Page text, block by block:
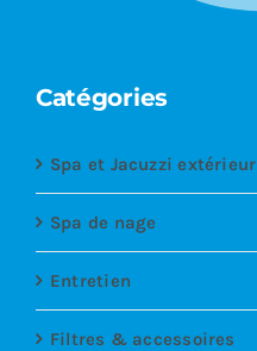
Catégories
Spa et Jacuzzi extérieur
Spa de nage
Entretien
Filtres & accessoires